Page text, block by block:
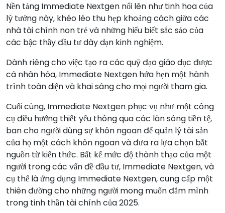
Nền tảng Immediate Nextgen nổi lên như tinh hoa của
lý tưởng này, khéo léo thu hẹp khoảng cách giữa các
nhà tài chính non trẻ và những hiểu biết sắc sảo của
các bậc thầy đầu tư dày dạn kinh nghiệm.
Dành riêng cho việc tạo ra các quỹ đạo giáo dục được
cá nhân hóa, Immediate Nextgen hứa hẹn một hành
trình toàn diện và khai sáng cho mọi người tham gia.
Cuối cùng, Immediate Nextgen phục vụ như một công
cụ điều hướng thiết yếu thông qua các làn sóng tiền tệ,
ban cho người dùng sự khôn ngoan để quản lý tài sản
của họ một cách khôn ngoan và đưa ra lựa chọn bắt
nguồn từ kiến thức. Bất kể mức độ thành thạo của một
người trong các vấn đề đầu tư, Immediate Nextgen, và
cụ thể là ứng dụng Immediate Nextgen, cung cấp một
thiên đường cho những người mong muốn đắm mình
trong tinh thần tài chính của 2025.